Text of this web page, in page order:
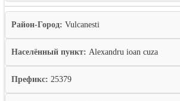
Район-Город: Vulcanesti
Населённый пункт: Alexandru ioan cuza
Префикс: 25379